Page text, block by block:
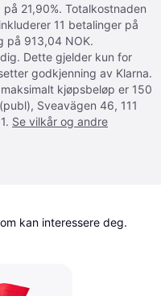
21,90%. Totalkostnaden
11 betalinger på
på 913,04 NOK.
Dette gjelder kun for
godkjenning av Klarna.
kjøpsbeløp er 150
Sveavägen 46, 111
Se vilkår og andre